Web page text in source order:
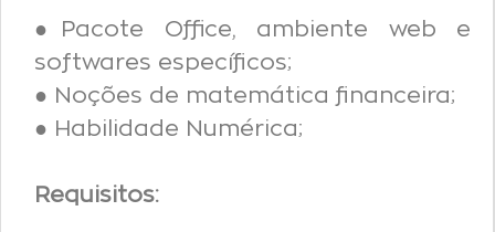
●Pacote Office, ambiente web e
softwares específicos;
● Noções de matemática financeira;
● Habilidade Numérica;
Requisitos: